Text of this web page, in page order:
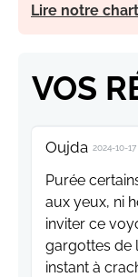
Lire notre
VOS
Oujda 2024-10-
Purée
aux yeux, ni
inviter ce
gargottes de
instant à